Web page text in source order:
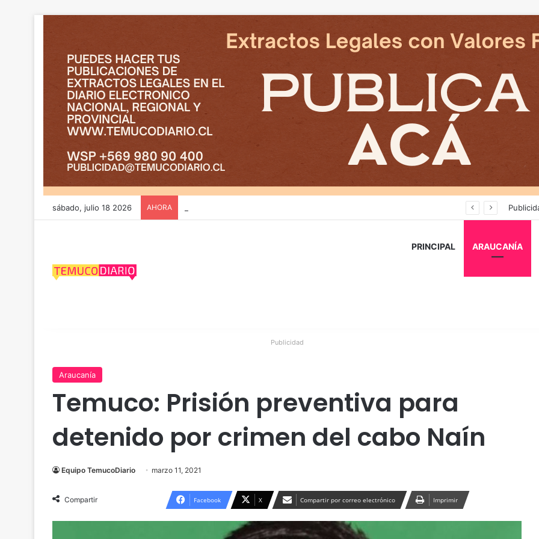
sábado, julio 18 2026 AHORA
PRINCIPAL ARAUCANÍA
Publicidad
Araucanía
Temuco: Prisión preventiva para
detenido por crimen del cabo Naín
Equipo TemucoDiario marzo 11, 2021
Compartir Facebook X Compartir por correo electrónico Imprimir